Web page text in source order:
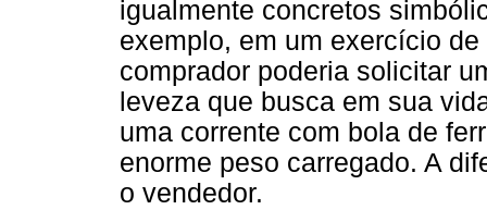
igualmente concretos
exemplo, em um exercício
comprador poderia solicitar
leveza que busca em sua
uma corrente com bola de
enorme peso carregado. A
o vendedor.